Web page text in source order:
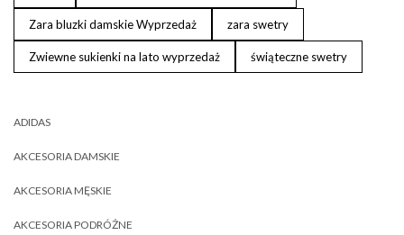
Zara bluzki damskie Wyprzedaż zara swetry
Zwiewne sukienki na lato wyprzedaż świąteczne swetry
ADIDAS
AKCESORIA DAMSKIE
AKCESORIA MĘSKIE
AKCESORIA PODRÓŻNE